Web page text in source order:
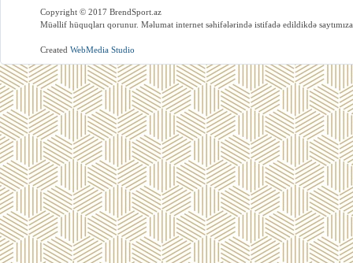
Copyright © 2017 BrendSport.az
Müəllif hüquqları qorunur. Məlumat internet səhifələrində istifadə edildikdə
Created WebMedia Studio